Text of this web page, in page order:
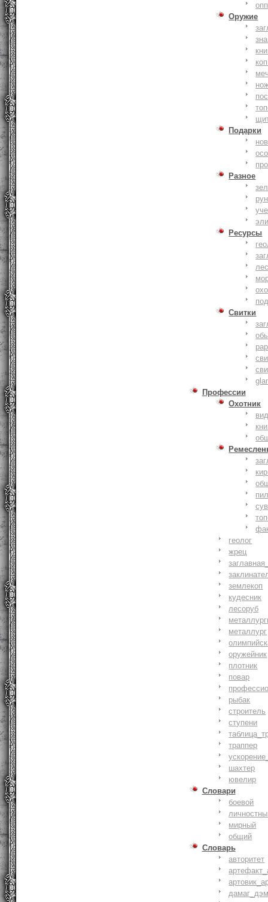
опп
Оружие
Подарки
Разное
Ресурсы
Свитки
Профессии
Охотник
геолог
жрец
землекоп
кудесник
лесоруб
металлург
оружейник
плотник
повар
рыбак
строитель
ступени
траппер
шахтер
ювелир
Словари
боевой
мирный
общий
Словарь
авторитет